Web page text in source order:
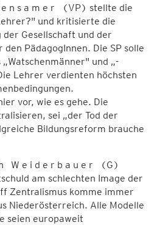
n s a m e r (VP) stellte die
und kritisierte die
Gesellschaft und der
PädagogInnen. Die SP solle
und „-
Lehrer verdienten höchsten
vor, wie es gehe. Die
sei „der Tod der
Bildungsreform brauche
W e i d e r b a u e r (G)
am schlechten Image der
Zentralismus komme immer
Niederösterreich. Alle Modelle
seien europaweit